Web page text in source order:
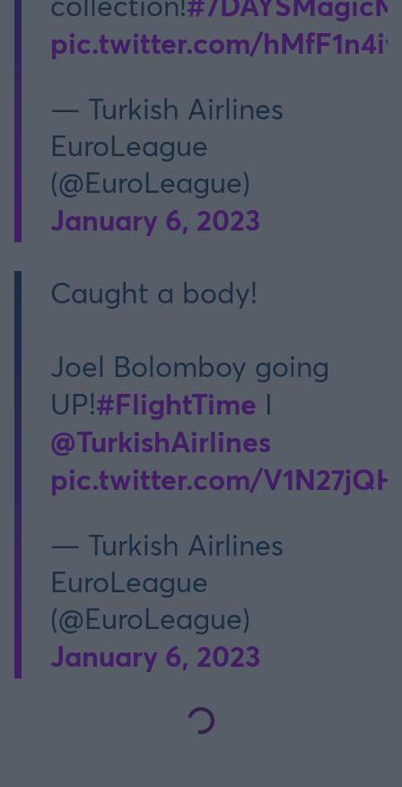
pic.twitter.com/
— Turkish Airlines
EuroLeague
(@EuroLeague)
January 6, 2023
Caught a body!
Joel Bolomboy going
UP!#FlightTime I
@TurkishAirlines
pic.twitter.com/
— Turkish Airlines
EuroLeague
(@EuroLeague)
January 6, 2023